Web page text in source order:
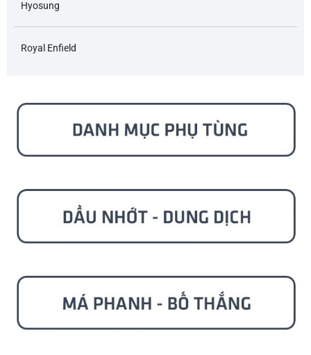
Hyosung
Royal Enfield